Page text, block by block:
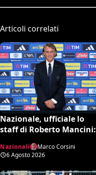
Articoli correlati
Nazionale, ufficiale lo
staff di Roberto Mancini:
Bollini vice
Nazionali
Marco Corsini
6 Agosto 2026